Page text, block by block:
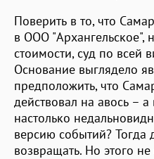
Поверить в то, что
в ООО "Архангельское",
стоимости, суд по всей
Основание выглядело
предположить, что
действовал на авось – а
настолько
версию событий? Тогда
возвращать. Но этого не